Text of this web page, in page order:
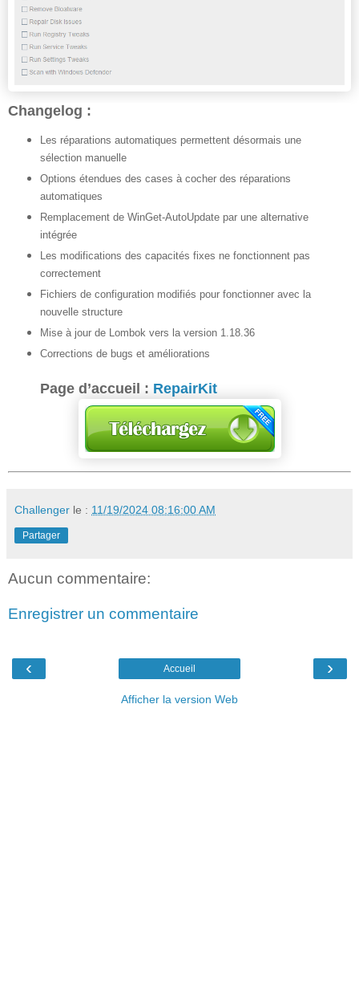
Changelog :
Les réparations automatiques permettent désormais une
sélection manuelle
Options étendues des cases à cocher des réparations
automatiques
Remplacement de WinGet-AutoUpdate par une alternative
intégrée
Les modifications des capacités fixes ne fonctionnent pas
correctement
Fichiers de configuration modifiés pour fonctionner avec la
nouvelle structure
Mise à jour de Lombok vers la version 1.18.36
Corrections de bugs et améliorations
Page d’accueil : RepairKit
Challenger le : 11/19/2024 08:16:00 AM
Partager
Aucun commentaire:
Enregistrer un commentaire
‹ ›
Accueil
Afficher la version Web